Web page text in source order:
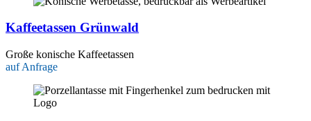
Kaffeetassen Grünwald
Große konische Kaffeetassen
auf Anfrage